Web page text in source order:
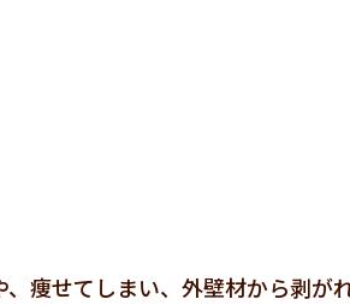
痩せてしまい、外壁材から剥が